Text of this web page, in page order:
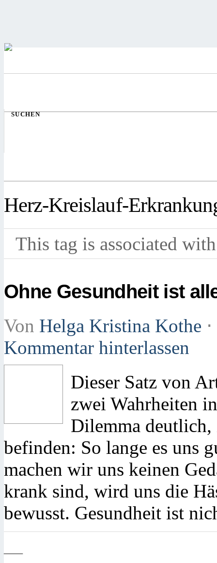
SUCHEN
Herz-Kreislauf-
This tag is associated
Ohne Gesundheit ist
Von Helga Kristina Kothe ⋅
Kommentar hinterlassen
Dieser Satz von
zwei Wahrheiten
Dilemma
befinden: So lange es uns
machen wir uns keinen
krank sind, wird uns die
bewusst. Gesundheit ist
—